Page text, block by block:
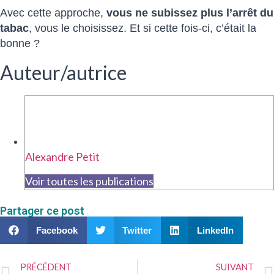
Avec cette approche, vous ne subissez plus l’arrêt du
tabac, vous le choisissez. Et si cette fois-ci, c’était la
bonne ?
Auteur/autrice
Alexandre Petit
Voir toutes les publications
Partager ce post
Facebook Twitter LinkedIn
PRÉCÉDENT SUIVANT